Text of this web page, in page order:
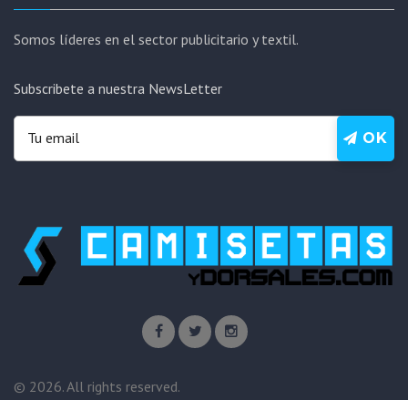
Somos líderes en el sector publicitario y textil.
Subscribete a nuestra NewsLetter
OK
© 2026. All rights reserved.